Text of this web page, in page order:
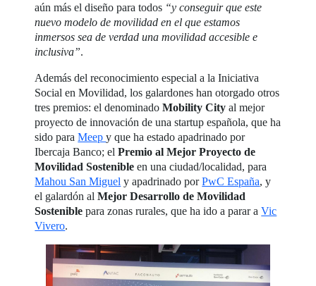
aún más el diseño para todos “y conseguir que este
nuevo modelo de movilidad en el que estamos
inmersos sea de verdad una movilidad accesible e
inclusiva”.
Además del reconocimiento especial a la Iniciativa
Social en Movilidad, los galardones han otorgado otros
tres premios: el denominadoMobility City al mejor
proyecto de innovación de una startup española, que ha
sido paraMeepy que ha estado apadrinado por
Ibercaja Banco; elPremio al Mejor Proyecto de
Movilidad Sostenible en una ciudad/localidad, para
Mahou San Miguel y apadrinado porPwC España, y
el galardón alMejor Desarrollo de Movilidad
Sostenible para zonas rurales, que ha ido a parar aVic
Vivero.